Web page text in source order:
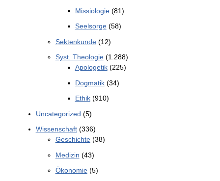
Missiologie(81)
Seelsorge(58)
Sektenkunde(12)
Syst. Theologie(1.288)
Apologetik(225)
Dogmatik(34)
Ethik(910)
Uncategorized (5)
Wissenschaft(336)
Geschichte(38)
Medizin (43)
Ökonomie(5)